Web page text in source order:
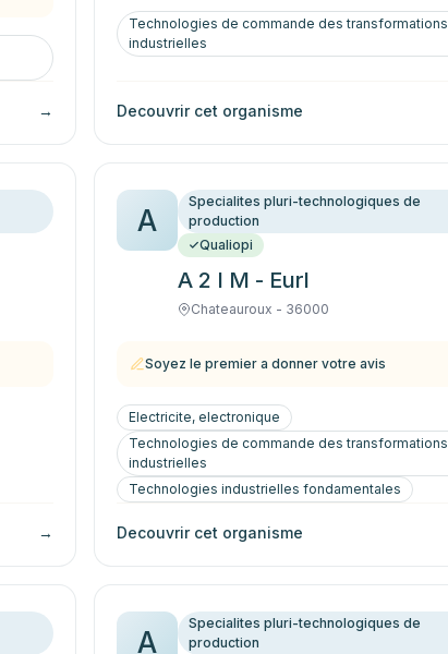
→
Technologies de commande des transformations
industrielles
Decouvrir cet organisme
→
A
Specialites pluri-technologiques de
production
Qualiopi
A 2 I M - Eurl
Chateauroux - 36000
Soyez le premier a donner votre avis
Electricite, electronique
Technologies de commande des transformations
industrielles
Technologies industrielles fondamentales
Decouvrir cet organisme
A
Specialites pluri-technologiques de
production